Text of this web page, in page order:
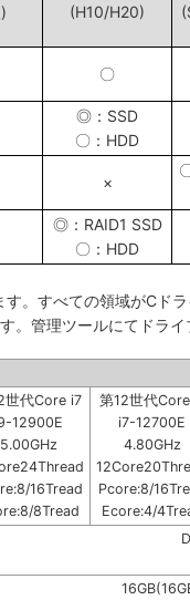
(H10/H20)
〇
◎：SSD
〇：HDD
×
◎：RAID1 SSD
〇：HDD
。すべての領域がCド
。管理ツールにてドラ
世代Core i7
12900E
5.00GHz
16Tread
8Tread
第12世代
i7-12700E
4.80GHz
Pcore:8/
Ecore:4/